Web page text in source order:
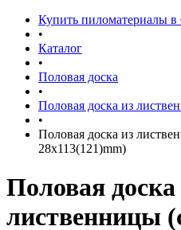
Купить пиломатериалы в
•
Каталог
•
Половая доска
•
Половая доска из
•
Половая доска из
28x113(121)mm)
Половая доска
лиственницы